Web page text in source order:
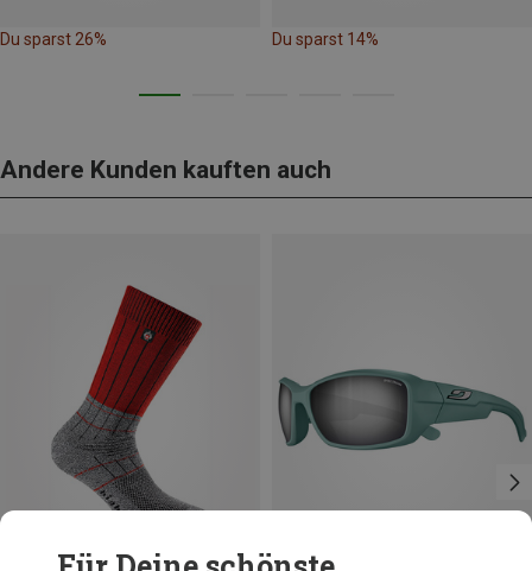
Du sparst 26% Du sparst 14%
Andere Kunden kauften auch